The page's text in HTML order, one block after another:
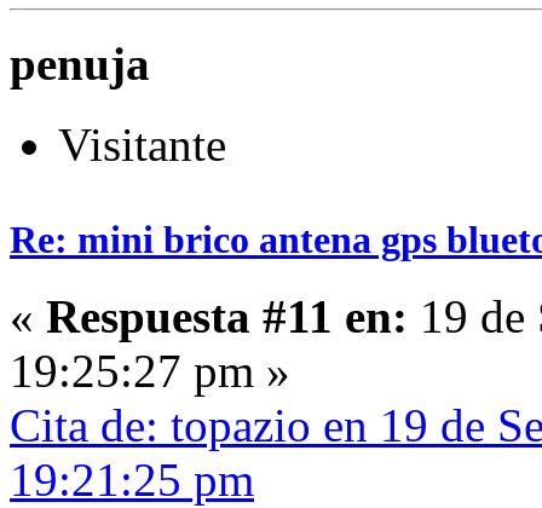
penuja
Visitante
Re: mini brico antena gps
« Respuesta #11 en: 19 de
19:25:27 pm »
Cita de: topazio en 19 de
19:21:25 pm